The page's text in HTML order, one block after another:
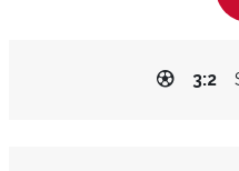
3:2